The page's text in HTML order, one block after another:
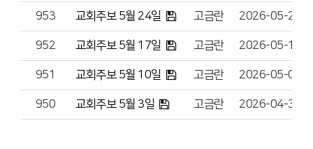
953 교회주보 5월 24일 고금란 2026-05-22
952 교회주보 5월 17일 고금란 2026-05-15
951 교회주보 5월 10일 고금란 2026-05-08
950 교회주보 5월 3일 고금란 2026-04-30